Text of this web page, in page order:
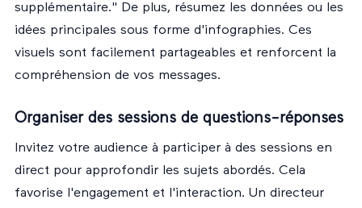
supplémentaire." De plus, résumez les données ou les
idées principales sous forme d'infographies. Ces
visuels sont facilement partageables et renforcent la
compréhension de vos messages.
Organiser des sessions de questions-réponses
Invitez votre audience à participer à des sessions en
direct pour approfondir les sujets abordés. Cela
favorise l'engagement et l'interaction. Un directeur